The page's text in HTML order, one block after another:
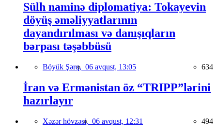
Sülh naminə diplomatiya: Tokayevin
döyüş əməliyyatlarının
dayandırılması və danışıqların
bərpası təşəbbüsü
Böyük Şərq, 06 avqust, 13:05 634
İran və Ermənistan öz “TRIPP”lərini
hazırlayır
Xəzər hövzəsi, 06 avqust, 12:31 494